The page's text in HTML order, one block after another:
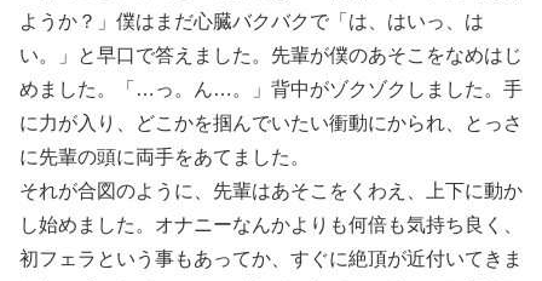
ようか？」僕はまだ心臓バクバクで「は、はいっ、は
い。」と早口で答えました。先輩が僕のあそこをなめはじ
めました。「…っ。ん…。」背中がゾクゾクしました。手
に力が入り、どこかを掴んでいたい衝動にかられ、とっさ
に先輩の頭に両手をあてました。
それが合図のように、先輩はあそこをくわえ、上下に動か
し始めました。オナニーなんかよりも何倍も気持ち良く、
初フェラという事もあってか、すぐに絶頂が近付いてきま